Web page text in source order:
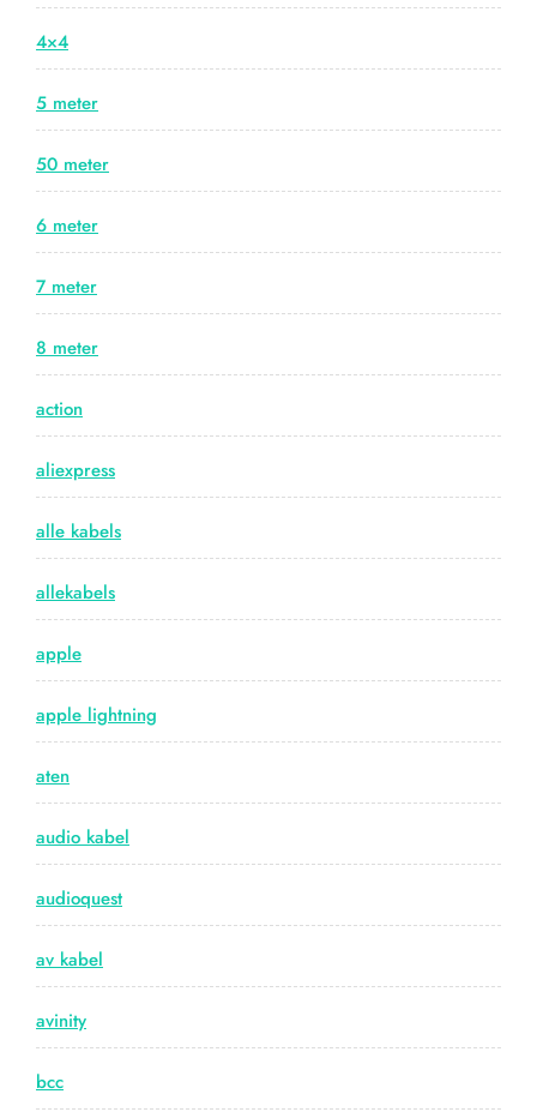
4×4
5 meter
50 meter
6 meter
7 meter
8 meter
action
aliexpress
alle kabels
allekabels
apple
apple lightning
aten
audio kabel
audioquest
av kabel
avinity
bcc